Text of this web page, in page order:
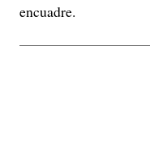
encuadre.